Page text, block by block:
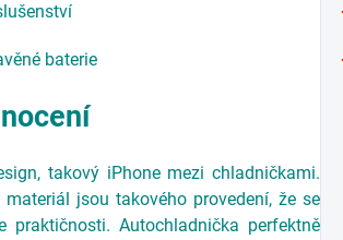
baterie
takový iPhone mezi chladničkami.
materiál jsou takového provedení, že se
praktičnosti. Autochladnička perfektně